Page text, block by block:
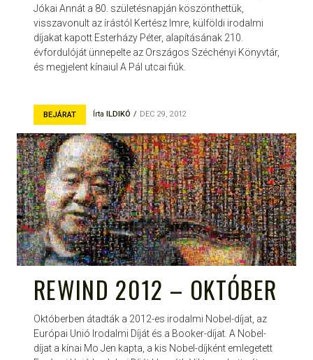
Jókai Annát a 80. születésnapján köszönthettük,
visszavonult az írástól Kertész Imre, külföldi irodalmi
díjakat kapott Esterházy Péter, alapításának 210.
évfordulóját ünnepelte az Országos Széchényi Könyvtár,
és megjelent kínaiul A Pál utcai fiúk.
BEJÁRAT Írta ILDIKÓ DEC 29, 2012
REWIND 2012 – OKTÓBER
Októberben átadták a 2012-es irodalmi Nobel-díjat, az
Európai Unió Irodalmi Díját és a Booker-díjat. A Nobel-
díjat a kínai Mo Jen kapta, a kis Nobel-díjként emlegetett